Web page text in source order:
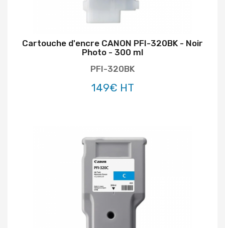
Cartouche d'encre CANON PFI-320BK - Noir
Photo - 300 ml
PFI-320BK
149€ HT